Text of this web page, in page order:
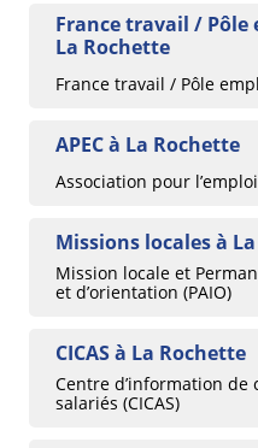
France travail / Pôle
La Rochette
France travail / Pôle
APEC à La Rochette
Association pour
Missions locales à
Mission locale et
et d’orientation (PAIO)
CICAS à La Rochette
Centre d’information de
salariés (CICAS)